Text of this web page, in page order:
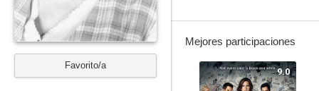
Favorito/a
Mejores participaciones
9.0